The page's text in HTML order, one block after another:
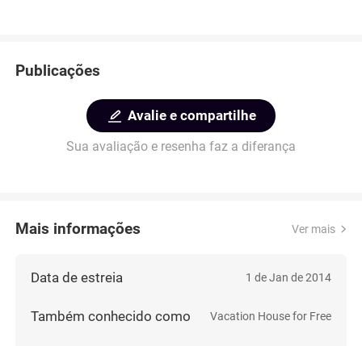
Publicações
Avalie e compartilhe
Sua avaliação e resenha faz a diferança
Mais informações Ver mais
Data de estreia 1 de Jan de 2014
Também conhecido como Vacation House for Free